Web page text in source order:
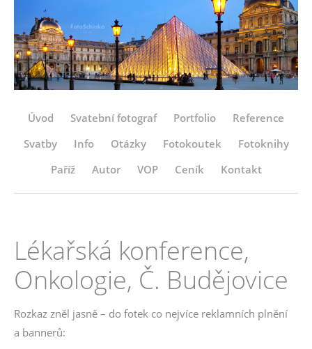
Úvod Svatební fotograf Portfolio
Reference
Svatby
Info Otázky Fotokoutek
Fotoknihy
Paříž
Autor VOP Ceník Kontakt
Lékařská konference,
Onkologie, Č. Budějovice
Rozkaz zněl jasně – do fotek co nejvíce reklamních plnění
a bannerů: